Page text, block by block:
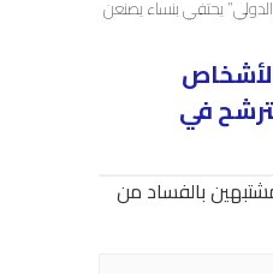
يحتفي بنساء يصنعن الأثر في صمت
في
بالفساد من